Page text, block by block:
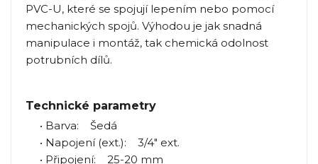
PVC-U, které se spojují lepením nebo pomocí
mechanických spojů. Výhodou je jak snadná
manipulace i montáž, tak chemická odolnost
potrubních dílů.
Technické parametry
• Barva: Šedá
• Napojení (ext.): 3/4" ext.
• Připojení: 25-20 mm